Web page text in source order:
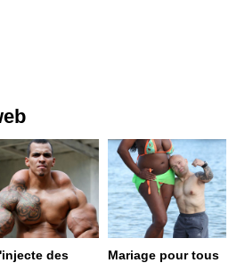
des
Mariage pour tous